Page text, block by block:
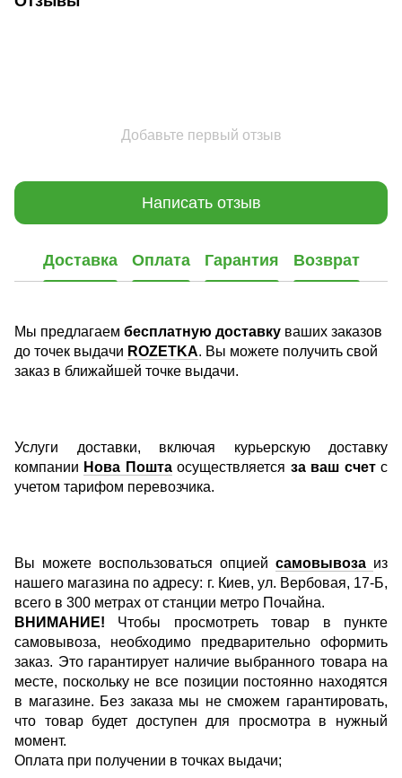
Добавьте первый отзыв
Написать отзыв
Доставка Оплата Гарантия Возврат
Мы предлагаем бесплатную доставку ваших заказов
до точек выдачи ROZETKA. Вы можете получить свой
заказ в ближайшей точке выдачи.
Услуги доставки, включая курьерскую доставку
компании Нова Поштаосуществляется за ваш счетс
учетом тарифом перевозчика.
Вы можете воспользоваться опцией самовывоза из
нашего магазина по адресу: г. Киев, ул. Вербовая, 17-Б,
всего в 300 метрах от станции метро Почайна.
ВНИМАНИЕ! Чтобы просмотреть товар в пункте
самовывоза, необходимо предварительно оформить
заказ. Это гарантирует наличие выбранного товара на
месте, поскольку не все позиции постоянно находятся
в магазине. Без заказа мы не сможем гарантировать,
что товар будет доступен для просмотра в нужный
момент.
Оплата при получении в точках выдачи;